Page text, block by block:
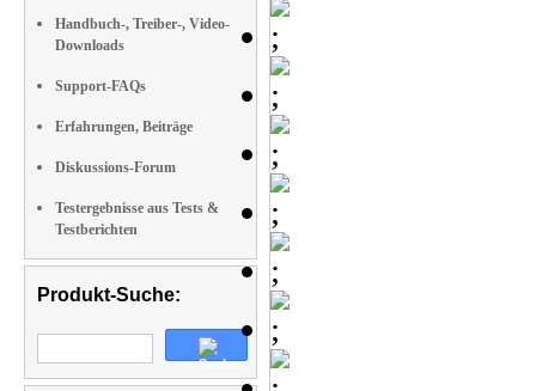
Handbuch-, Treiber-, Video-
Downloads
Support-FAQs
Erfahrungen, Beiträge
Diskussions-Forum
Testergebnisse aus Tests &
Testberichten
Produkt-Suche: